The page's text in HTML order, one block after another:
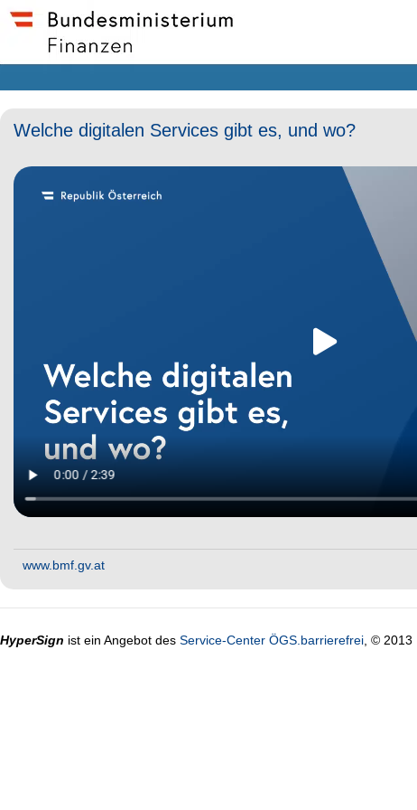
Welche digitalen Services gibt es, und wo?
www.bmf.gv.at
HyperSign ist ein Angebot des Service-Center ÖGS.barrierefrei , © 2013